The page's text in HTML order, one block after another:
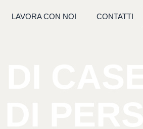
LAVORA CON NOI CONTATTI